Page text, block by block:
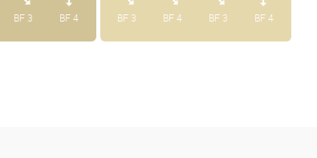
BF 3 BF 4 BF 3 BF 4 BF 3 BF 4